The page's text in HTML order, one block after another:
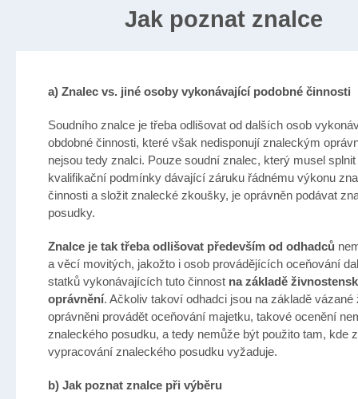
Jak poznat znalce
a) Znalec vs. jiné osoby vykonávající podobné činnosti
Soudního znalce je třeba odlišovat od dalších osob
obdobné činnosti, které však nedisponují znaleckým
nejsou tedy znalci. Pouze soudní znalec, který musel
kvalifikační podmínky dávající záruku řádnému výkonu
činnosti a složit znalecké zkoušky, je oprávněn podávat
posudky.
Znalce je tak třeba odlišovat především od odhadců
a věcí movitých, jakožto i osob provádějících oceňování
statků vykonávajících tuto činnost na základě
oprávnění. Ačkoliv takoví odhadci jsou na základě vázané
oprávněni provádět oceňování majetku, takové ocenění
znaleckého posudku, a tedy nemůže být použito tam, kde
vypracování znaleckého posudku vyžaduje.
b) Jak poznat znalce při výběru